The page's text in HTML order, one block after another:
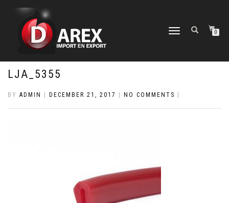
TOGGLE
0
LJA_5355
BY ADMIN DECEMBER 21, 2017 NO COMMENTS